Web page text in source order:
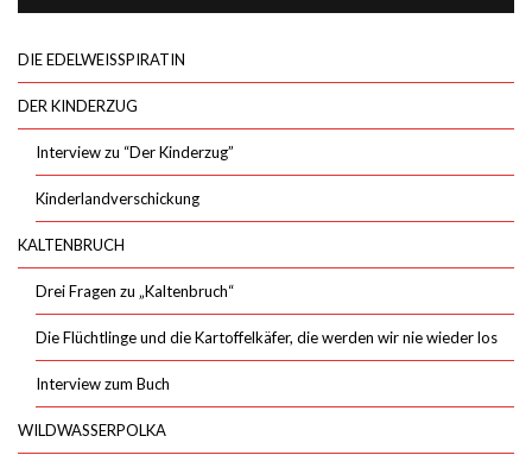
DIE EDELWEISSPIRATIN
DER KINDERZUG
Interview zu “Der Kinderzug”
Kinderlandverschickung
KALTENBRUCH
Drei Fragen zu „Kaltenbruch“
Die Flüchtlinge und die Kartoffelkäfer, die werden wir nie wieder los
Interview zum Buch
WILDWASSERPOLKA